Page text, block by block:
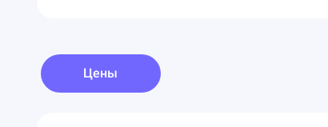
Цены